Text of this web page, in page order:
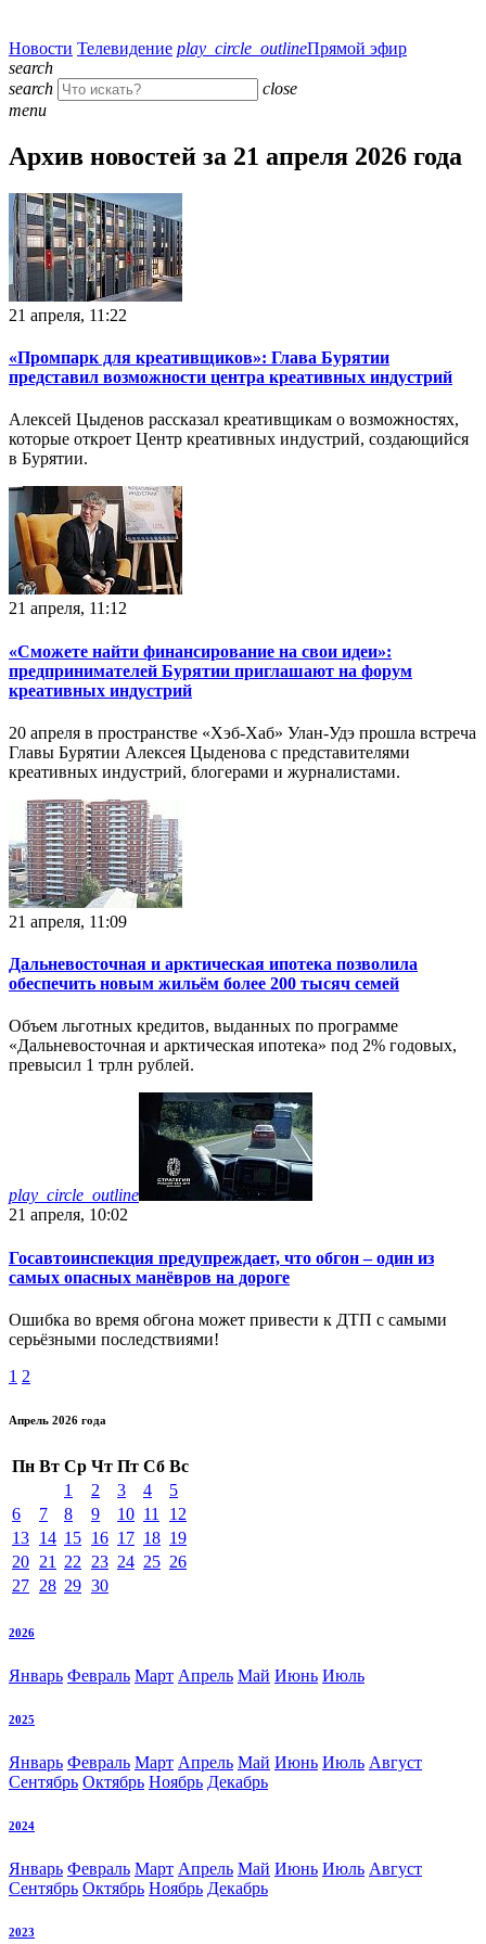
Новости Телевидение play_circle_outlineПрямой эфир
search
search
close
menu
Архив новостей за 21 апреля 2026 года
21 апреля, 11:22
«Промпарк для креативщиков»: Глава Бурятии
представил возможности центра креативных индустрий
Алексей Цыденов рассказал креативщикам о возможностях,
которые откроет Центр креативных индустрий, создающийся
в Бурятии.
21 апреля, 11:12
«Сможете найти финансирование на свои идеи»:
предпринимателей Бурятии приглашают на форум
креативных индустрий
20 апреля в пространстве «Хэб-Хаб» Улан-Удэ прошла встреча
Главы Бурятии Алексея Цыденова с представителями
креативных индустрий, блогерами и журналистами.
21 апреля, 11:09
Дальневосточная и арктическая ипотека позволила
обеспечить новым жильём более 200 тысяч семей
Объем льготных кредитов, выданных по программе
«Дальневосточная и арктическая ипотека» под 2% годовых,
превысил 1 трлн рублей.
play_circle_outline
21 апреля, 10:02
Госавтоинспекция предупреждает, что обгон – один из
самых опасных манёвров на дороге
Ошибка во время обгона может привести к ДТП с самыми
серьёзными последствиями!
1 2
Апрель 2026 года
Пн Вт Ср Чт Пт Сб Вс
1
2 3 4
5
6
7 8 9 10 11
12
13 14 15 16 17 18 19
20 21 22 23 24 25 26
27 28 29 30
2026
Январь Февраль Март Апрель Май Июнь Июль
2025
Январь Февраль Март Апрель Май Июнь Июль Август
Сентябрь Октябрь Ноябрь Декабрь
2024
Январь Февраль Март Апрель Май Июнь Июль Август
Сентябрь Октябрь Ноябрь Декабрь
2023